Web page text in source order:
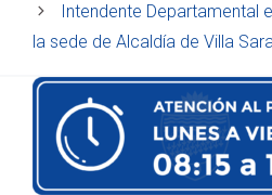
Intendente Departamental
la sede de Alcaldía de Villa